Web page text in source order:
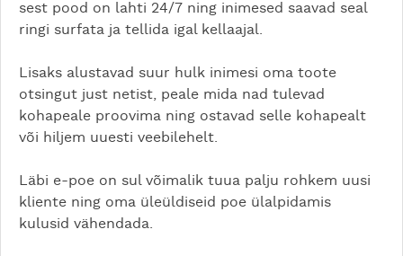
sest pood on lahti 24/7 ning inimesed saavad seal
ringi surfata ja tellida igal kellaajal.
Lisaks alustavad suur hulk inimesi oma toote
otsingut just netist, peale mida nad tulevad
kohapeale proovima ning ostavad selle kohapealt
või hiljem uuesti veebilehelt.
Läbi e-poe on sul võimalik tuua palju rohkem uusi
kliente ning oma üleüldiseid poe ülalpidamis
kulusid vähendada.